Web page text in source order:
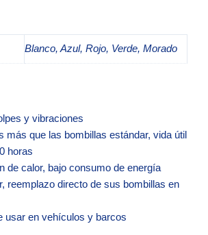
Blanco, Azul, Rojo, Verde, Morado
y vibraciones
más que las bombillas estándar, vida útil
horas
de calor, bajo consumo de energía
reemplazo directo de sus bombillas en
usar en vehículos y barcos